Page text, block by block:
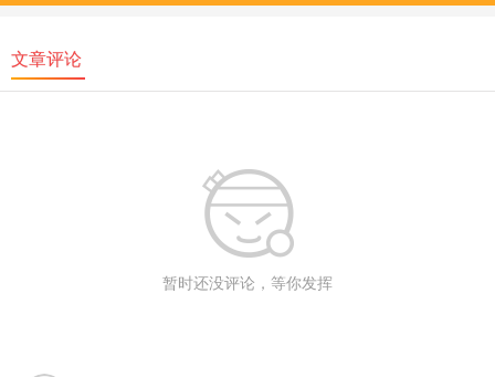
文章评论
暂时还没评论，等你发挥